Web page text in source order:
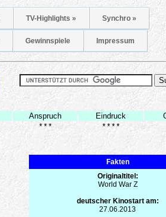
TV-Highlights » Synchro »
Gewinnspiele Impressum
Anspruch Eindruck
*** ****
Fakten
Originaltitel:
World War Z
deutscher Kinostart am:
27.06.2013